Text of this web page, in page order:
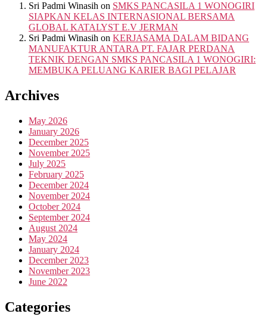
Sri Padmi Winasih on SMKS PANCASILA 1 WONOGIRI
SIAPKAN KELAS INTERNASIONAL BERSAMA
GLOBAL KATALYST E.V JERMAN
Sri Padmi Winasih on KERJASAMA DALAM BIDANG
MANUFAKTUR ANTARA PT. FAJAR PERDANA
TEKNIK DENGAN SMKS PANCASILA 1 WONOGIRI:
MEMBUKA PELUANG KARIER BAGI PELAJAR
Archives
May 2026
January 2026
December 2025
November 2025
July 2025
February 2025
December 2024
November 2024
October 2024
September 2024
August 2024
May 2024
January 2024
December 2023
November 2023
June 2022
Categories